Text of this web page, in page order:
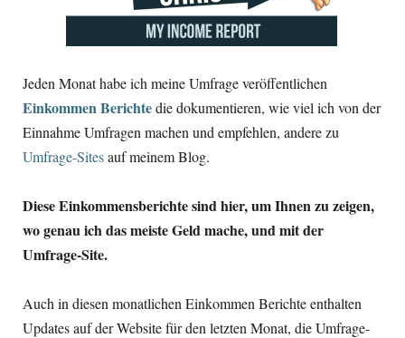
Jeden Monat habe ich meine Umfrage veröffentlichen
Einkommen Berichtedie dokumentieren, wie viel ich von der
Einnahme Umfragen machen und empfehlen, andere zu
Umfrage-Sitesauf meinem Blog.
Diese Einkommensberichte sind hier, um Ihnen zu zeigen,
wo genau ich das meiste Geld mache, und mit der
Umfrage-Site.
Auch in diesen monatlichen Einkommen Berichte enthalten
Updates auf der Website für den letzten Monat, die Umfrage-